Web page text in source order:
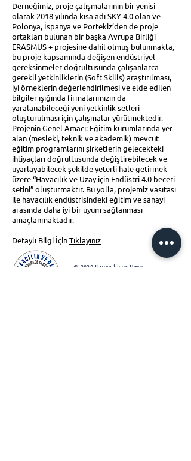
Derneğimiz, proje çalışmalarının bir yenisi
olarak 2018 yılında kısa adı SKY 4.0 olan ve
Polonya, İspanya ve Portekiz’den de proje
ortakları bulunan bir başka Avrupa Birliği
ERASMUS + projesine dahil olmuş bulunmakta,
bu proje kapsamında değişen endüstriyel
gereksinmeler doğrultusunda çalışanlarca
gerekli yetkinliklerin (Soft Skills) araştırılması,
iyi örneklerin değerlendirilmesi ve elde edilen
bilgiler ışığında firmalarımızın da
yaralanabileceği yeni yetkinlik setleri
oluşturulması için çalışmalar yürütmektedir.
Projenin Genel Amacı: Eğitim kurumlarında yer
alan (mesleki, teknik ve akademik) mevcut
eğitim programlarını şirketlerin gelecekteki
ihtiyaçları doğrultusunda değiştirebilecek ve
uyarlayabilecek şekilde yeterli hale getirmek
üzere “Havacılık ve Uzay için Endüstri 4.0 beceri
setini” oluşturmaktır. Bu yolla, projemiz vasıtası
ile havacılık endüstrisindeki eğitim ve sanayi
arasında daha iyi bir uyum sağlanması
amaçlanmaktadır.
Detaylı Bilgi İçinTıklayınız
© 2020 Havacılık ve Uzay